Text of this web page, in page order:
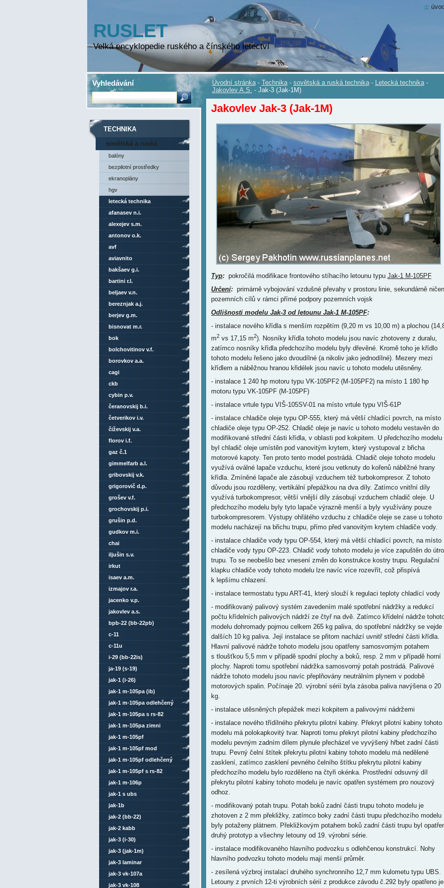
RUSLET
Velká encyklopedie ruského a čínského letectví
Úvodní stránka - Technika - sovětská a ruská technika - Letecká technika -
Jakovlev A.S. - Jak-3 (Jak-1M)
Jakovlev Jak-3 (Jak-1M)
Typ:pokročilá modifikace frontového stíhacího letounu typu Jak-1 M-105PF
Určení:primárně vybojování vzdušné převahy v prostoru linie, sekundárně
pozemních cílů v rámci přímé podpory pozemních vojsk
Odlišnosti modelu Jak-3 od letounu Jak-1 M-105PF:
- instalace nového křídla s menším rozpětím (9,20 m vs 10,00 m) a plochou
m2vs 17,15 m2). Nosníky křídla tohoto modelu jsou navíc zhotoveny z duralu,
zatímco nosníky křídla předchozího modelu byly dřevěné. Kromě toho je křídlo
tohoto modelu řešeno jako dvoudílné (a nikoliv jako jednodílné). Mezery mezi
křídlem a náběžnou hranou křidélek jsou navíc u tohoto modelu utěsněny.
- instalace 1 240 hp motoru typu VK-105PF2 (M-105PF2) na místo 1 180 hp
motoru typu VK-105PF (M-105PF)
- instalace vrtule typu VIŠ-105SV-01 na místo vrtule typu VIŠ-61P
- instalace chladiče oleje typu OP-555, který má větší chladící povrch, na místo
chladiče oleje typu OP-252. Chladič oleje je navíc u tohoto modelu vestavěn do
modifikované střední části křídla, v oblasti pod kokpitem. U předchozího modelu
byl chladič oleje umístěn pod vanovitým krytem, který vystupoval z břicha
motorové kapoty. Ten proto tento model postrádá. Chladič oleje tohoto modelu
využívá oválné lapače vzduchu, které jsou vetknuty do kořenů náběžné hrany
křídla. Zmíněné lapače ale zásobují vzduchem též turbokompresor. Z tohoto
důvodu jsou rozděleny, vertikální přepážkou na dva díly. Zatímco vnitřní díly
využívá turbokompresor, větší vnější díly zásobují vzduchem chladič oleje. U
předchozího modelu byly tyto lapače výrazně menší a byly využívány pouze
turbokompresorem. Výstupy ohřátého vzduchu z chladiče oleje se zase u tohoto
modelu nacházejí na břichu trupu, přímo před vanovitým krytem chladiče vody.
- instalace chladiče vody typu OP-554, který má větší chladící povrch, na místo
chladiče vody typu OP-223. Chladič vody tohoto modelu je více zapuštěn do
trupu. To se neobešlo bez vnesení změn do konstrukce kostry trupu. Regulační
klapku chladiče vody tohoto modelu lze navíc více rozevřít, což přispívá
k lepšímu chlazení.
- instalace termostatu typu ART-41, který slouží k regulaci teploty chladící vody
- modifikovaný palivový systém zavedením malé spotřební nádržky a redukcí
počtu křídelních palivových nádrží ze čtyř na dvě. Zatímco křídelní nádrže
modelu dohromady pojmou celkem 265 kg paliva, do spotřební nádržky se vejde
dalších 10 kg paliva. Její instalace se přitom nachází uvnitř střední části křídla.
Hlavní palivové nádrže tohoto modelu jsou opatřeny samosvorným potahem
s tloušťkou 5,5 mm v případě spodní plochy a boků, resp. 2 mm v případě horní
plochy. Naproti tomu spotřební nádržka samosvorný potah postrádá. Palivové
nádrže tohoto modelu jsou navíc přeplňovány neutrálním plynem v podobě
motorových spalin. Počínaje 20. výrobní sérií byla zásoba paliva navýšena o 20
kg.
- instalace utěsněných přepážek mezi kokpitem a palivovými nádržemi
- instalace nového třídílného překrytu pilotní kabiny. Překryt pilotní kabiny tohoto
modelu má polokapkovitý tvar. Naproti tomu překryt pilotní kabiny předchozího
modelu pevným zadním dílem plynule přecházel ve vyvýšený hřbet zadní části
trupu. Pevný čelní štítek překrytu pilotní kabiny tohoto modelu má nedělené
zasklení, zatímco zasklení pevného čelního štítku překrytu pilotní kabiny
předchozího modelu bylo rozděleno na čtyři okénka. Prostřední odsuvný díl
překrytu pilotní kabiny tohoto modelu je navíc opatřen systémem pro nouzový
odhoz.
- modifikovaný potah trupu. Potah boků zadní části trupu tohoto modelu je
zhotoven z 2 mm překližky, zatímco boky zadní části trupu předchozího modelu
byly potaženy plátnem. Překližkovým potahem boků zadní části trupu byl
druhý prototyp a všechny letouny od 19. výrobní série.
- instalace modifikovaného hlavního podvozku s odlehčenou konstrukcí. Nohy
hlavního podvozku tohoto modelu mají menší průměr.
- zesílená výzbroj instalací druhého synchronního 12,7 mm kulometu typu UBS.
Letouny z prvních 12-ti výrobních sérií z produkce závodu č.292 byly opatřeno
TECHNIKA
sovětská a ruská
technika
balóny
bezpilotní prostředky
ekranoplány
hgv
letecká technika
afanasev n.i.
alexejev s.m.
antonov o.k.
avf
aviavnito
bakšaev g.i.
bartini r.l.
beljaev v.n.
bereznjak a.j.
berjev g.m.
bisnovat m.r.
bok
bolchovitinov v.f.
borovkov a.a.
cagi
ckb
cybin p.v.
čeranovskij b.i.
četverikov i.v.
čiževskij v.a.
florov i.f.
gaz č.1
gimmelfarb a.l.
gribovskij v.k.
grigorovič d.p.
grošev v.f.
grochovskij p.i.
grušin p.d.
gudkov m.i.
chai
iljušin s.v.
irkut
isaev a.m.
izmajov r.a.
jacenko v.p.
jakovlev a.s.
bpb-22 (bb-22pb)
c-11
c-11u
i-29 (bb-22is)
ja-19 (s-19)
jak-1 (i-26)
jak-1 m-105pa (ib)
jak-1 m-105pa odlehčený
jak-1 m-105pa s rs-82
jak-1 m-105pa zimni
jak-1 m-105pf
jak-1 m-105pf mod
jak-1 m-105pf odlehčený
jak-1 m-105pf s rs-82
jak-1 m-106p
jak-1 s ubs
jak-1b
jak-2 (bb-22)
jak-2 kabb
jak-3 (i-30)
jak-3 (jak-1m)
jak-3 laminar
jak-3 vk-107a
jak-3 vk-108
Vyhledávání